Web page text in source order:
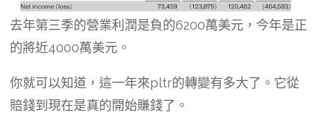
去年第三季的營業利潤是負的6200萬美元，今年是正
的將近4000萬美元。
你就可以知道，這一年來pltr的轉變有多大了。它從
賠錢到現在是真的開始賺錢了。